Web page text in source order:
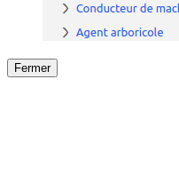
Fermer